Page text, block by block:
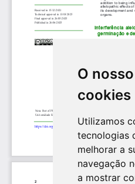
O
cookies
Utilizamos
tecnologias
melhorar a
navegação
a mostrar